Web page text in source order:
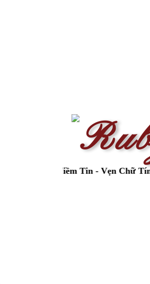
Trọn Niềm Tin - Vẹn Chữ Tín